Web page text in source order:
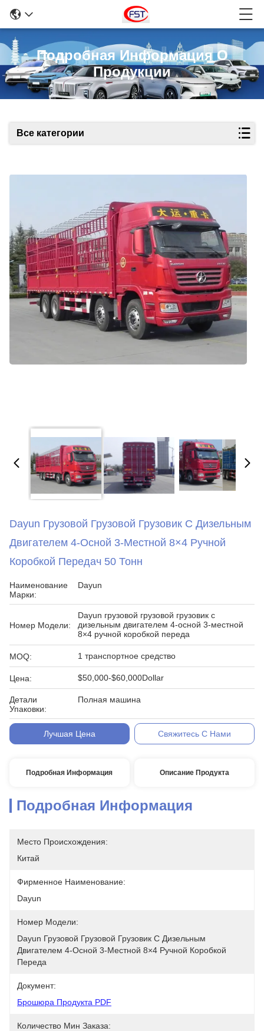
Подробная Информация О
Продукции
Все категории
Dayun Грузовой Грузовой Грузовик С Дизельным
Двигателем 4-Осной 3-Местной 8×4 Ручной
Коробкой Передач 50 Тонн
Наименование
Марки:
Dayun
Номер Модели:
Dayun грузовой грузовой грузовик с
дизельным двигателем 4-осной 3-местной
8×4 ручной коробкой переда
MOQ: 1 транспортное средство
Цена: $50,000-$60,000Dollar
Детали
Упаковки:
Полная машина
Условия
Оплаты:
T/T
Лучшая Цена Свяжитесь С Нами
Подробная Информация Описание Продукта
Подробная Информация
Место Происхождения:
Китай
Фирменное Наименование:
Dayun
Номер Модели:
Dayun Грузовой Грузовой Грузовик С Дизельным
Двигателем 4-Осной 3-Местной 8×4 Ручной Коробкой
Переда
Документ:
Брошюра Продукта PDF
Количество Мин Заказа: